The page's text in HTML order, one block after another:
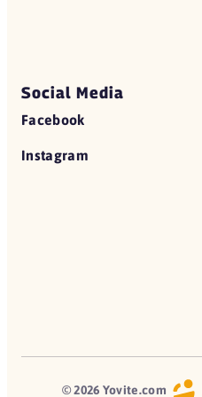
Social Media
Facebook
Instagram
© 2026 Yovite.com